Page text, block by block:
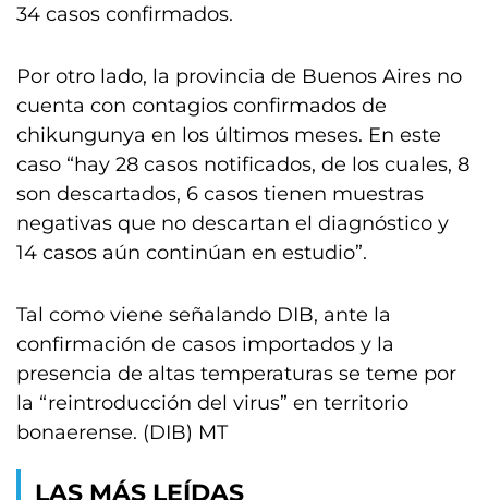
34 casos confirmados.
Por otro lado, la provincia de Buenos Aires no
cuenta con contagios confirmados de
chikungunya en los últimos meses. En este
caso “hay 28 casos notificados, de los cuales, 8
son descartados, 6 casos tienen muestras
negativas que no descartan el diagnóstico y
14 casos aún continúan en estudio”.
Tal como viene señalando DIB, ante la
confirmación de casos importados y la
presencia de altas temperaturas se teme por
la “reintroducción del virus” en territorio
bonaerense. (DIB) MT
LAS MÁS LEÍDAS